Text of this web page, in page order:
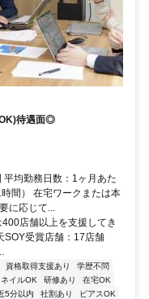
OK)待遇面◎
均勤務日数：1ヶ月あた
間） 在宅ワークまたは本
応じて...
店舗以上を支援してき
SOY受賞店舗：17店舗
資格取得支援あり
学歴不問
ネイルOK 研修あり
在宅OK
5分以内 社割あり
ピアスOK